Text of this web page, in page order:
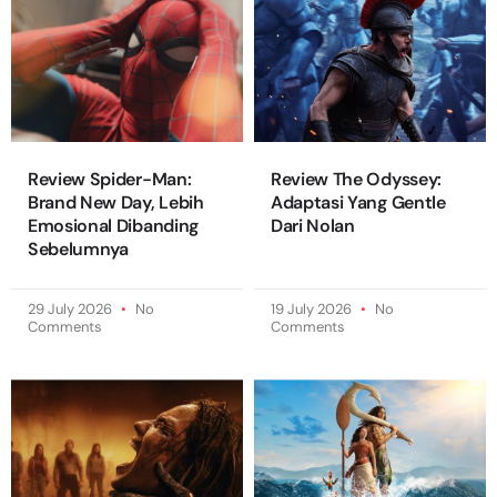
Review Spider-Man:
Brand New Day, Lebih
Emosional Dibanding
Sebelumnya
29 July 2026
No
Comments
Review The Odyssey:
Adaptasi Yang Gentle
Dari Nolan
19 July 2026
No
Comments